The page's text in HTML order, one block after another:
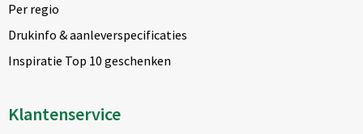
Per regio
Drukinfo & aanleverspecificaties
Inspiratie Top 10 geschenken
Klantenservice